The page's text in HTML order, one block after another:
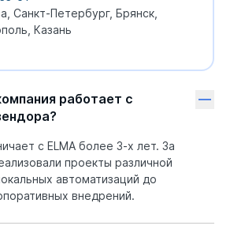
Санкт-Петербург, Брянск,
Казань
работает с
с ELMA более 3-х лет. За
проекты различной
автоматизаций до
внедрений.